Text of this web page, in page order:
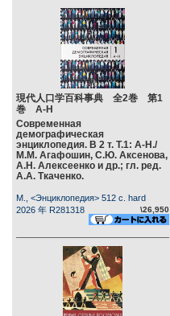
現代人口学百科事典 全2巻 第1
巻 А-Н
Современная
демографическая
энциклопедия. В 2 т. Т.1: А-Н./
М.М. Агафошин, С.Ю. Аксенова,
А.Н. Алексеенко и др.; гл. ред.
А.А. Ткаченко.
М., <Энциклопедия> 512 c. hard
2026 年 R281318
\26,950